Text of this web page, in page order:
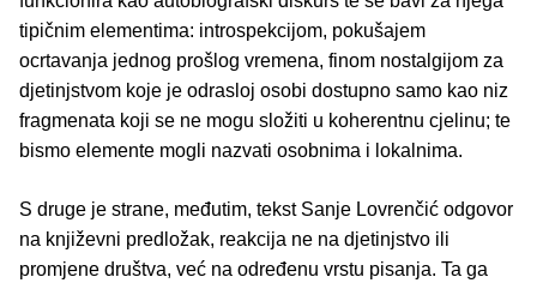
tipičnim elementima: introspekcijom, pokušajem
ocrtavanja jednog prošlog vremena, finom nostalgijom za
djetinjstvom koje je odrasloj osobi dostupno samo kao niz
fragmenata koji se ne mogu složiti u koherentnu cjelinu; te
bismo elemente mogli nazvati osobnima i lokalnima.
S druge je strane, međutim, tekst Sanje Lovrenčić odgovor
na književni predložak, reakcija ne na djetinjstvo ili
promjene društva, već na određenu vrstu pisanja. Ta ga